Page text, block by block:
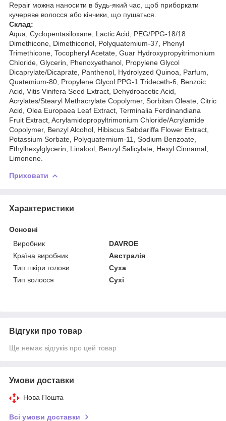
Repair можна наносити в будь-який час, щоб приборкати
кучеряве волосся або кінчики, що пушаться.
Склад:
Aqua, Cyclopentasiloxane, Lactic Acid, PEG/PPG-18/18
Dimethicone, Dimethiconol, Polyquatemium-37, Phenyl
Trimethicone, Tocopheryl Acetate, Guar Hydroxypropyitrimonium
Chloride, Glycerin, Phenoxyethanol, Propylene Glycol
Dicaprylate/Dicaprate, Panthenol, Hydrolyzed Quinoa, Parfum,
Quatemium-80, Propylene Glycol PPG-1 Trideceth-6, Benzoic
Acid, Vitis Vinifera Seed Extract, Dehydroacetic Acid,
Acrylates/Stearyl Methacrylate Copolymer, Sorbitan Oleate, Citric
Acid, Olea Europaea Leaf Extract, Terminalia Ferdinandiana
Fruit Extract, Acrylamidopropyltrimonium Chloride/Acrylamide
Copolymer, Benzyl Alcohol, Hibiscus Sabdariffa Flower Extract,
Potassium Sorbate, Polyquaternium-11, Sodium Benzoate,
Ethylhexylglycerin, Linalool, Benzyl Salicylate, Hexyl Cinnamal,
Limonene.
Приховати
Характеристики
Основні
Виробник
DAVROE
Країна виробник
Австралія
Тип шкіри голови
Суха
Тип волосся
Сухі
Відгуки про товар
Ще немає відгуків про цей товар
Умови доставки
Нова Пошта
Всі умови доставки